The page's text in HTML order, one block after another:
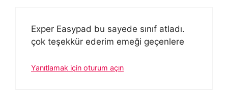
Exper Easypad bu sayede sınıf atladı.
çok teşekkür ederim emeği geçenlere
Yanıtlamak için oturum açın